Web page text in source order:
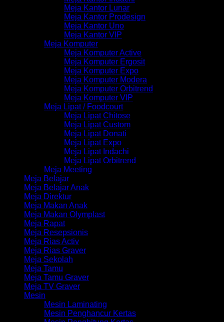
Meja Kantor Lunar
Meja Kantor Prodesign
Meja Kantor Uno
Meja Kantor VIP
Meja Komputer
Meja Komputer Active
Meja Komputer Ergosit
Meja Komputer Expo
Meja Komputer Modera
Meja Komputer Orbitrend
Meja Komputer VIP
Meja Lipat / Foodcourt
Meja Lipat Chitose
Meja Lipat Custom
Meja Lipat Donati
Meja Lipat Expo
Meja Lipat Indachi
Meja Lipat Orbitrend
Meja Meeting
Meja Belajar
Meja Belajar Anak
Meja Direktur
Meja Makan Anak
Meja Makan Olymplast
Meja Rapat
Meja Resepsionis
Meja Rias Activ
Meja Rias Graver
Meja Sekolah
Meja Tamu
Meja Tamu Graver
Meja TV Graver
Mesin
Mesin Laminating
Mesin Penghancur Kertas